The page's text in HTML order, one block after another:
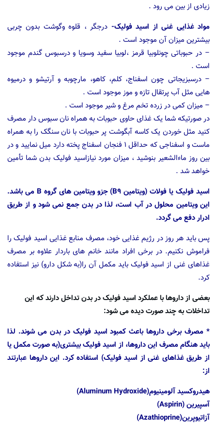
زیادی از بین می رود .
مواد غذایی غنی از اسید فولیک- درجگر ، قلوه وگوشت بدون چربی
بیشترین میزان آن موجود است .
– در حبوباتی چونلوبیا قرمز ،لوبیا سفید وسویا و درسبوس گندم موجود
است .
– درسبزیجاتی چون اسفناج، کلم، کاهو، مارچوبه و آرتیشو و درمیوه
هایی مثل آب پرتقال تازه و موز موجود است .
– میزان کمی در زرده تخم مرغ و شیر موجود است .
در صورتیکه شما یک غذای حاوی حبوبات به همراه نان سبوس دار مصرف
کنید مثل خوردن یک کاسه آبگوشت پر حبوبات با نان سنگک را به همراه
ماست و اسفناجی که حداقل ۱ فنجان اسفناج پخته دارد میل نمایید و در
بین روز ماءالشعیر بنوشید ، میزان مورد نیازاسید فولیک بدن شما تأمین
خواهد شد .
اسید فولیک یا فولات (ویتامین B9) جزو ویتامین های گروه B می باشد.
این ویتامین محلول در آب است، لذا در بدن جمع نمی شود و از طریق
ادرار دفع می گردد.
پس باید هر روز در رژیم غذایی خود، مصرف منابع غذایی اسید فولیک را
فراموش نکنیم. در برخی افراد مانند خانم های باردار علاوه بر مصرف
غذاهای غنی از اسید فولیک باید مکمل آن را(به شکل دارو) نیز استفاده
کرد.
بعضی از داروها با عملکرد اسید فولیک در بدن تداخل دارند که این
تداخلات به چند صورت دیده می شود:
* مصرف برخی داروها باعث کمبود اسید فولیک در بدن می شوند. لذا
باید هنگام مصرف این داروها، از اسید فولیک بیشتری(به صورت مکمل یا
از طریق غذاهای غنی از اسید فولیک) استفاده کرد. این داروها عبارتند
از:
هیدروکسید آلومینیوم(Aluminum Hydroxide)
آسپیرین (Aspirin)
آزاتیوپرین(Azathioprine)